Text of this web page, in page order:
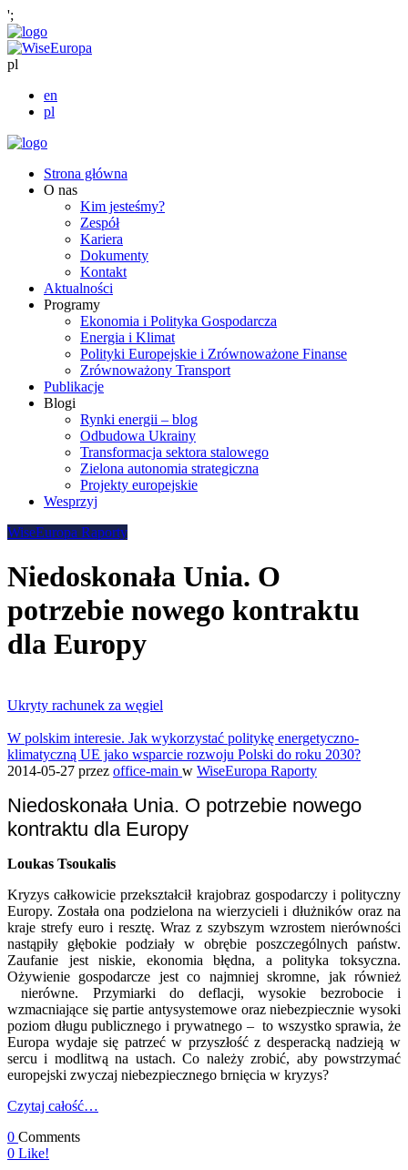
';
pl
en
pl
Strona główna
O nas
Kim jesteśmy?
Zespół
Kariera
Dokumenty
Kontakt
Aktualności
Programy
Ekonomia i Polityka Gospodarcza
Energia i Klimat
Polityki Europejskie i Zrównoważone Finanse
Zrównoważony Transport
Publikacje
Blogi
Rynki energii – blog
Odbudowa Ukrainy
Transformacja sektora stalowego
Zielona autonomia strategiczna
Projekty europejskie
Wesprzyj
WiseEuropa Raporty
Niedoskonała Unia. O
potrzebie nowego kontraktu
dla Europy
Ukryty rachunek za węgiel
W polskim interesie. Jak wykorzystać politykę energetyczno-
klimatyczną UE jako wsparcie rozwoju Polski do roku 2030?
2014-05-27 przez office-main w WiseEuropa Raporty
Niedoskonała Unia. O potrzebie nowego
kontraktu dla Europy
Loukas Tsoukalis
Kryzys całkowicie przekształcił krajobraz gospodarczy i polityczny
Europy. Została ona podzielona na wierzycieli i dłużników oraz na
kraje strefy euro i resztę. Wraz z szybszym wzrostem nierówności
nastąpiły głębokie podziały w obrębie poszczególnych państw.
Zaufanie jest niskie, ekonomia błędna, a polityka toksyczna.
Ożywienie gospodarcze jest co najmniej skromne, jak również
nierówne. Przymiarki do deflacji, wysokie bezrobocie i
wzmacniające się partie antysystemowe oraz niebezpiecznie wysoki
poziom długu publicznego i prywatnego – to wszystko sprawia, że
Europa wydaje się patrzeć w przyszłość z desperacką nadzieją w
sercu i modlitwą na ustach. Co należy zrobić, aby powstrzymać
europejski zwyczaj niebezpiecznego brnięcia w kryzys?
Czytaj całość…
0 Comments
0 Like!